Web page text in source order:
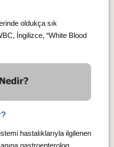
oldukça sık
İngilizce, “White Blood
hastalıklarıyla ilgilenen